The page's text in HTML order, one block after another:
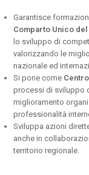
Garantisce
Comparto Unico del
lo sviluppo di
valorizzando le
nazionale ed
Si pone come
processi di sviluppo
miglioramento
professionalità
Sviluppa azioni
anche in
territorio regionale.